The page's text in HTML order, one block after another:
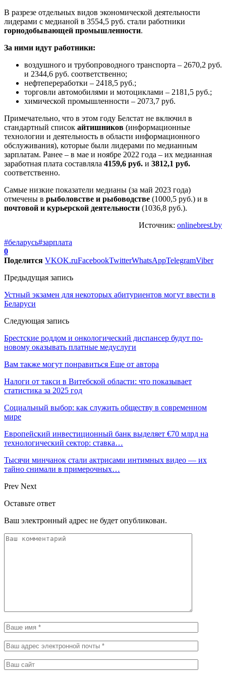
В разрезе отдельных видов экономической деятельности
лидерами с медианой в 3554,5 руб. стали работники
горнодобывающей промышленности.
За ними идут работники:
воздушного и трубопроводного транспорта – 2670,2 руб.
и 2344,6 руб. соответственно;
нефтепереработки – 2418,5 руб.;
торговли автомобилями и мотоциклами – 2181,5 руб.;
химической промышленности – 2073,7 руб.
Примечательно, что в этом году Белстат не включил в
стандартный список айтишников (информационные
технологии и деятельность в области информационного
обслуживания), которые были лидерами по медианным
зарплатам. Ранее – в мае и ноябре 2022 года – их медианная
заработная плата составляла 4159,6 руб. и 3812,1 руб.
соответственно.
Самые низкие показатели медианы (за май 2023 года)
отмечены в рыболовстве и рыбоводстве (1000,5 руб.) и в
почтовой и курьерской деятельности (1036,8 руб.).
Источник: onlinebrest.by
#беларусь#зарплата
0
Поделится VKOK.ruFacebookTwitterWhatsAppTelegramViber
Предыдущая запись
Устный экзамен для некоторых абитуриентов могут ввести в
Беларуси
Следующая запись
Брестские роддом и онкологический диспансер будут по-
новому оказывать платные медуслуги
Вам также могут понравиться Еще от автора
Налоги от такси в Витебской области: что показывает
статистика за 2025 год
Социальный выбор: как служить обществу в современном
мире
Европейский инвестиционный банк выделяет €70 млрд на
технологический сектор: ставка…
Тысячи минчанок стали актрисами интимных видео — их
тайно снимали в примерочных…
Prev Next
Оставьте ответ
Ваш электронный адрес не будет опубликован.